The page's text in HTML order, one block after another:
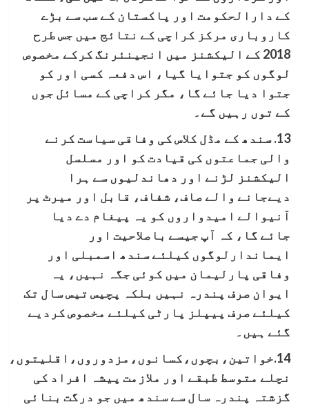
کے دارالحکومت اور پاکستان کے سب سے بڑے
کاروباری مرکز کراچی کے نتائج میں جس طرح
2018 کے الیکشنز میں انجینئرنگ کرکے مخصوص
لوگوں کو جتوایا گیا، اس دفعہ کسی اور کو
جتوا دیا جائے گا، مگر کراچی کے مسائل جوں
کے توں رہیں گے۔
13. سندھ کے مڈل کلاس کی وفاقی سیاست کرنے
والی جماعتوں کی قیادت کو اور مسلسل
الیکشنز لڑنے اور دھاندلیوں سے ہرا
دیےجانے والے صاف، شفاف، قابل اور میرٹ پر
آنیوالے امیدواروں کو یہ پیغام دے دیا
جائے گا، کہ آپ جیسے باصلاحيت اور
ايماندارلوگوں کیلئے سندھ اسمبلی اور
وفاقی پارلیمان میں کوئی جگہ نہیں، یہ
ایوان صرف پندرہ نہیں بلکہ پچیس تیس سال تک
کیلئے صرف پیپلز پارٹی کیلئے مخصوص کردیے
گئے ہیں۔
14.خواتین،بچوں،کسانوں،مزدوروں،اقلیتوں،
نچلے متوسط طبقے اور ملازمت پیشہ افراد کی
گزشتہ پندرہ سال سے سندھ میں جو درگت بنائی